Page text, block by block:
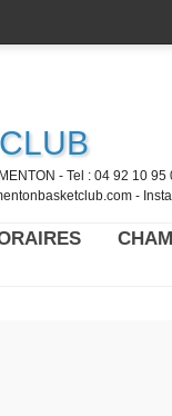
- Tel : 04 92 10
-